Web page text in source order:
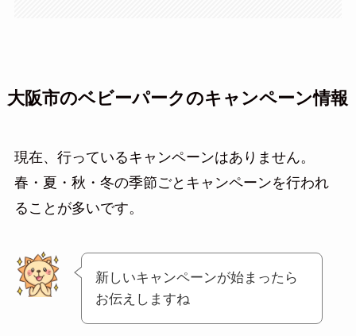
大阪市のベビーパークのキャンペーン情報
現在、行っているキャンペーンはありません。
春・夏・秋・冬の季節ごとキャンペーンを行われ
ることが多いです。
新しいキャンペーンが始まったら
お伝えしますね